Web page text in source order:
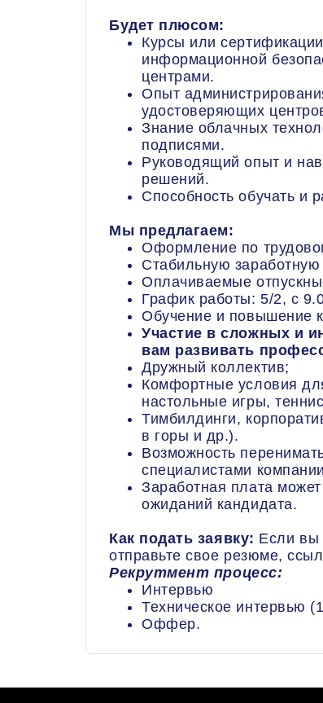
Будет плюсом:
Курсы или
информационной
центрами.
Опыт
удостоверяющих
Знание облачных
подписями.
Руководящий опыт и
решений.
Способность обучать и
Мы предлагаем:
Оформление по
Стабильную заработную
Оплачиваемые
График работы: 5/2, с
Обучение и повышение
Участие в сложных и
вам развивать
Дружный коллектив;
Комфортные условия
настольные игры,
Тимбилдинги,
в горы и др.).
Возможность
специалистами
Заработная плата
ожиданий кандидата.
Как подать заявку: Если вы
отправьте свое резюме,
Рекрутмент процесс:
Интервью
Техническое интервью
Оффер.